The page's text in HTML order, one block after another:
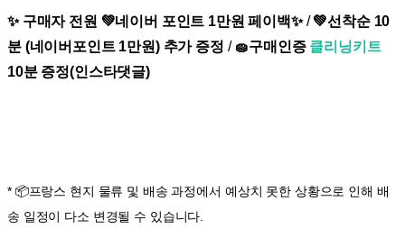
✨ 구매자 전원 💚네이버 포인트 1만원 페이백✨/💚선착순 10
분 (네이버포인트 1만원) 추가 증정 / 🧽구매인증 클리닝키트
10분 증정(인스타댓글)
* 📦프랑스 현지 물류 및 배송 과정에서 예상치 못한 상황으로 인해 배
송 일정이 다소 변경될 수 있습니다.